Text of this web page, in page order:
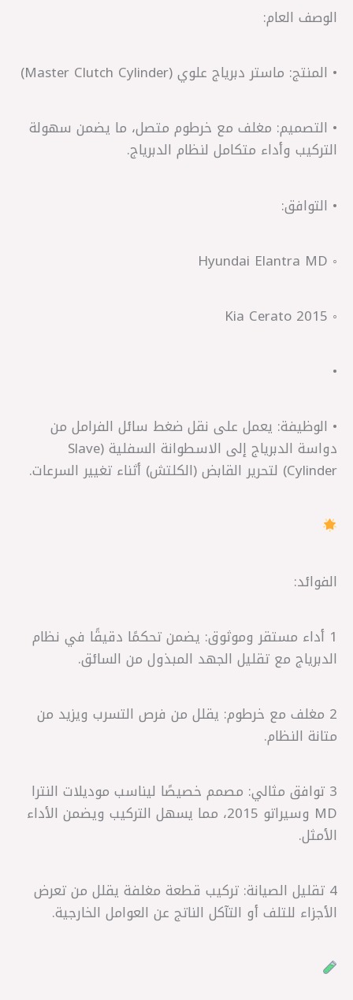
الوصف العام:
• المنتج: ماستر دبرياج علوي (Master Clutch Cylinder)
• التصميم: مغلف مع خرطوم متصل، ما يضمن سهولة
التركيب وأداء متكامل لنظام الدبرياج.
• التوافق:
◦ Hyundai Elantra MD
◦ Kia Cerato 2015
•
• الوظيفة: يعمل على نقل ضغط سائل الفرامل من
دواسة الدبرياج إلى الاسطوانة السفلية (Slave
Cylinder) لتحرير القابض (الكلتش) أثناء تغيير السرعات.
الفوائد:
1 أداء مستقر وموثوق: يضمن تحكمًا دقيقًا في نظام
الدبرياج مع تقليل الجهد المبذول من السائق.
2 مغلف مع خرطوم: يقلل من فرص التسرب ويزيد من
متانة النظام.
3 توافق مثالي: مصمم خصيصًا ليناسب موديلات النترا
MD وسيراتو 2015، مما يسهل التركيب ويضمن الأداء
الأمثل.
4 تقليل الصيانة: تركيب قطعة مغلفة يقلل من تعرض
الأجزاء للتلف أو التآكل الناتج عن العوامل الخارجية.